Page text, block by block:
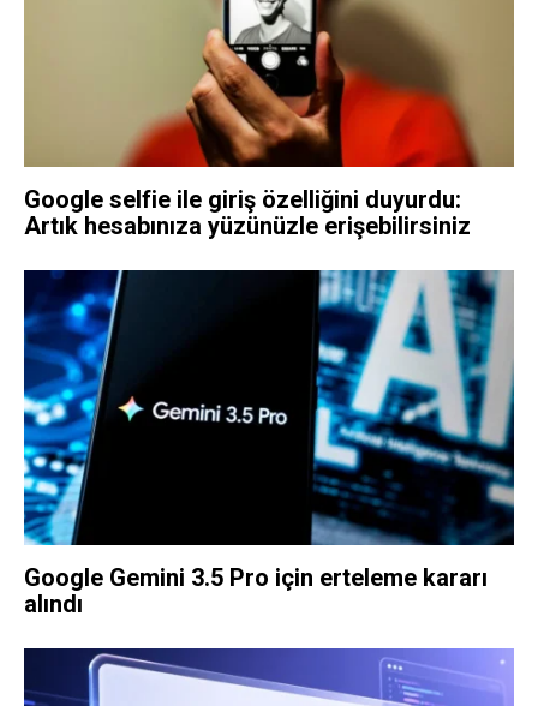
Google selfie ile giriş özelliğini duyurdu:
Artık hesabınıza yüzünüzle erişebilirsiniz
Google Gemini 3.5 Pro için erteleme kararı
alındı